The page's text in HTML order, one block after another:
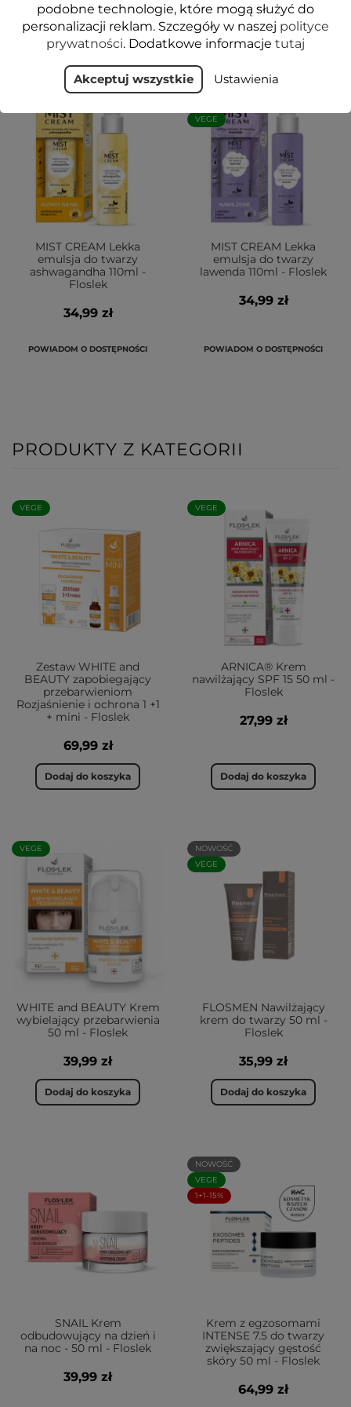
POWIADOM O DOSTĘPNOŚCI POWIADOM O DOSTĘPNOŚCI
MIST CREAM Lekka
emulsja do twarzy
ashwagandha 110ml -
Floslek
34,99 zł
POWIADOM O DOSTĘPNOŚCI
PROMOCJA!
VEGE
MIST CREAM Lekka
emulsja do twarzy
lawenda 110ml - Floslek
34,99 zł
POWIADOM O DOSTĘPNOŚCI
PRODUKTY Z KATEGORII
VEGE
Zestaw WHITE and
BEAUTY zapobiegający
przebarwieniom
Rozjaśnienie i ochrona 1 +1
+ mini - Floslek
69,99 zł
Dodaj do koszyka
VEGE
ARNICA® Krem
nawilżający SPF 15 50 ml -
Floslek
27,99 zł
Dodaj do koszyka
VEGE
WHITE and BEAUTY Krem
wybielający przebarwienia
50 ml - Floslek
39,99 zł
Dodaj do koszyka
NOWOŚĆ
VEGE
FLOSMEN Nawilżający
krem do twarzy 50 ml -
Floslek
35,99 zł
Dodaj do koszyka
SNAIL Krem
odbudowujący na dzień i
na noc - 50 ml - Floslek
39,99 zł
NOWOŚĆ
VEGE
1+1-15%
Krem z egzosomami
INTENSE 7.5 do twarzy
zwiększający gęstość
skóry 50 ml - Floslek
64,99 zł
podobne technologie, które mogą służyć do
personalizacji reklam. Szczegóły w naszej polityce
prywatności. Dodatkowe informacje tutaj
Akceptuj wszystkie Ustawienia